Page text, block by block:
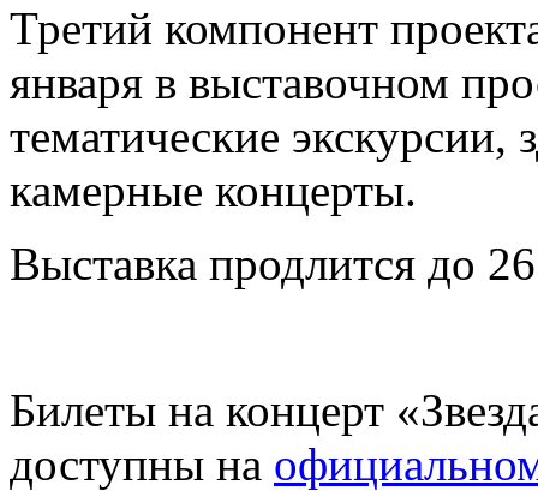
Третий компонент
января в выставочном
тематические экскурсии,
камерные концерты.
Выставка продлится до
Билеты на концерт
доступны на